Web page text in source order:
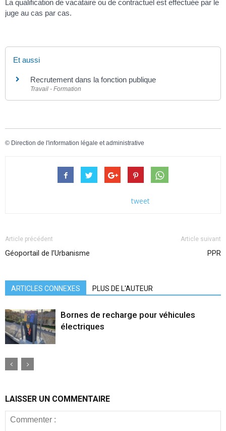
La qualification de vacataire ou de contractuel est effectuée par le
juge au cas par cas.
Et aussi
Recrutement dans la fonction publique
Travail - Formation
© Direction de l'information légale et administrative
tweet
Article précédent
Géoportail de l’Urbanisme
Article suivant
PPR
ARTICLES CONNEXES PLUS DE L'AUTEUR
Bornes de recharge pour véhicules
électriques
LAISSER UN COMMENTAIRE